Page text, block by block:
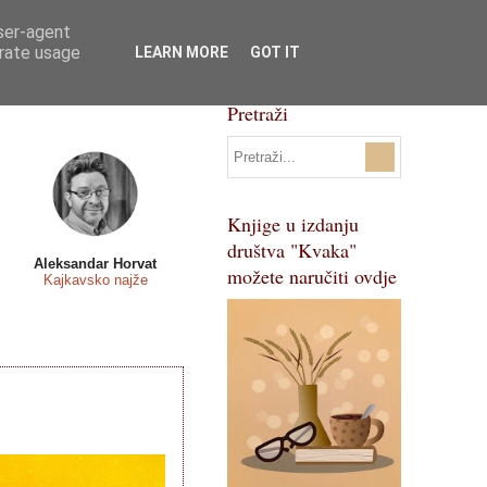
Svi natječaji
Pojmovnik
Aleksandar Horvat
Kajkavsko najže
Pretraži
Knjige u izdanju
društva "Kvaka"
možete naručiti ovdje
agent
usage
LEARN MORE GOT IT